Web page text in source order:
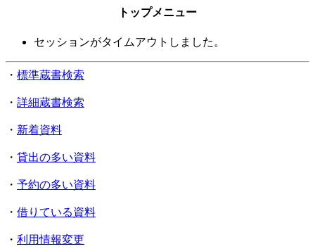
トップメニュー
セッションがタイムアウトしました。
・ 標準蔵書検索
・ 詳細蔵書検索
・ 新着資料
・ 貸出の多い資料
・ 予約の多い資料
・ 借りている資料
・ 利用情報変更